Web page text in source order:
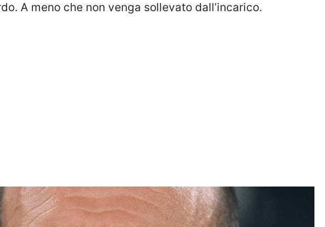
A meno che non venga sollevato dall’incarico.